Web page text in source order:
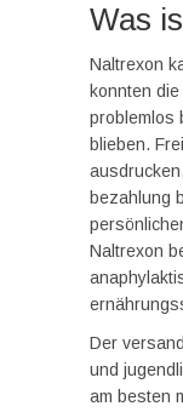
Was
Naltrexon
konnten
problemlos
blieben.
bezahlung
Naltrexon
Der
und
am besten